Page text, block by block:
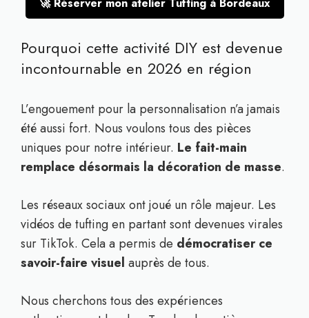
🚀 Réserver mon atelier Tufting à Bordeaux
Pourquoi cette activité DIY est devenue
incontournable en 2026 en région
L’engouement pour la personnalisation n’a jamais
été aussi fort. Nous voulons tous des pièces
uniques pour notre intérieur. Le fait-main
remplace désormais la décoration de masse.
Les réseaux sociaux ont joué un rôle majeur. Les
vidéos de tufting en partant sont devenues virales
sur TikTok. Cela a permis de démocratiser ce
savoir-faire visuel auprès de tous.
Nous cherchons tous des expériences